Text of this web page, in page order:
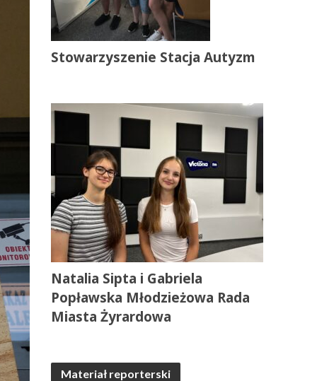
Stowarzyszenie Stacja Autyzm
Natalia Sipta i Gabriela
Popławska Młodzieżowa Rada
Miasta Żyrardowa
Materiał reporterski